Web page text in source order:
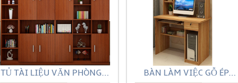
TỦ TÀI LIỆU VĂN PHÒNG... BÀN LÀM VIỆC GỖ ÉP...